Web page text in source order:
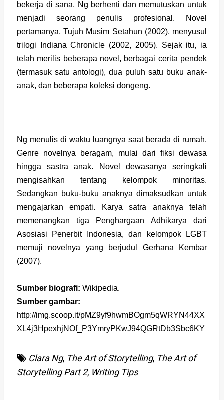
bekerja di sana, Ng berhenti dan memutuskan untuk
menjadi seorang penulis profesional. Novel
pertamanya, Tujuh Musim Setahun (2002), menyusul
trilogi Indiana Chronicle (2002, 2005). Sejak itu, ia
telah merilis beberapa novel, berbagai cerita pendek
(termasuk satu antologi), dua puluh satu buku anak-
anak, dan beberapa koleksi dongeng.
Ng menulis di waktu luangnya saat berada di rumah.
Genre novelnya beragam, mulai dari fiksi dewasa
hingga sastra anak. Novel dewasanya seringkali
mengisahkan tentang kelompok minoritas.
Sedangkan buku-buku anaknya dimaksudkan untuk
mengajarkan empati. Karya satra anaknya telah
memenangkan tiga Penghargaan Adhikarya dari
Asosiasi Penerbit Indonesia, dan kelompok LGBT
memuji novelnya yang berjudul Gerhana Kembar
(2007).
Sumber biografi: Wikipedia.
Sumber gambar:
http://img.scoop.it/pMZ9yf9hwmBOgm5qWRYN44XX
XL4j3HpexhjNOf_P3YmryPKwJ94QGRtDb3Sbc6KY
Clara Ng, The Art of Storytelling, The Art of
Storytelling Part 2, Writing Tips